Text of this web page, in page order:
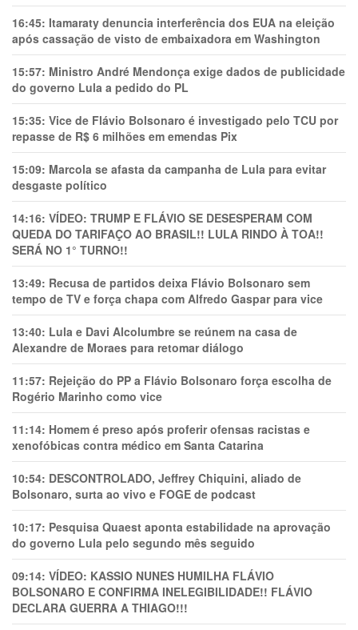
16:45: Itamaraty denuncia interferência dos EUA na eleição
após cassação de visto de embaixadora em Washington
15:57: Ministro André Mendonça exige dados de publicidade
do governo Lula a pedido do PL
15:35: Vice de Flávio Bolsonaro é investigado pelo TCU por
repasse de R$ 6 milhões em emendas Pix
15:09: Marcola se afasta da campanha de Lula para evitar
desgaste político
14:16: VÍDEO: TRUMP E FLÁVIO SE DESESPERAM COM
QUEDA DO TARIFAÇO AO BRASIL!! LULA RINDO À TOA!!
SERÁ NO 1° TURNO!!
13:49: Recusa de partidos deixa Flávio Bolsonaro sem
tempo de TV e força chapa com Alfredo Gaspar para vice
13:40: Lula e Davi Alcolumbre se reúnem na casa de
Alexandre de Moraes para retomar diálogo
11:57: Rejeição do PP a Flávio Bolsonaro força escolha de
Rogério Marinho como vice
11:14: Homem é preso após proferir ofensas racistas e
xenofóbicas contra médico em Santa Catarina
10:54: DESCONTROLADO, Jeffrey Chiquini, aliado de
Bolsonaro, surta ao vivo e FOGE de podcast
10:17: Pesquisa Quaest aponta estabilidade na aprovação
do governo Lula pelo segundo mês seguido
09:14: VÍDEO: KASSIO NUNES HUMlLHA FLÁVIO
BOLSONARO E CONFIRMA INELEGIBILIDADE!! FLÁVIO
DECLARA GUERRA A THIAGO!!!